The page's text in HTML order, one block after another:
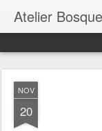
Atelier
NOV
20